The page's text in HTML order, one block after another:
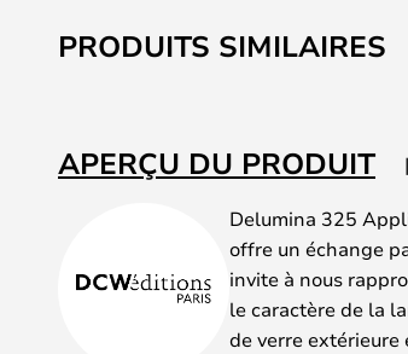
to
the
the
images
PRODUITS SIMILAIRES
APERÇU DU PRODUIT
Delumina 325
offre un échange
invite à nous
le caractère de la
de verre extérieure